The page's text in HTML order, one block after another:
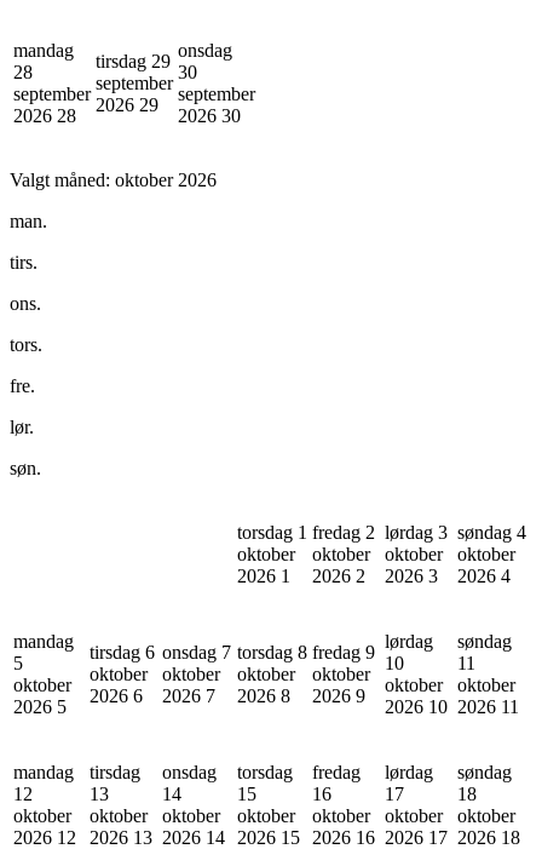
mandag
28
september
2026 28
tirsdag 29
september
2026 29
onsdag
30
september
2026 30
Valgt måned: oktober 2026
man.
tirs.
ons.
tors.
fre.
lør.
søn.
torsdag 1
oktober
2026 1
fredag 2
oktober
2026 2
lørdag 3
oktober
2026 3
søndag 4
oktober
2026 4
mandag
5
oktober
2026 5
tirsdag 6
oktober
2026 6
onsdag 7
oktober
2026 7
torsdag 8
oktober
2026 8
fredag 9
oktober
2026 9
lørdag
10
oktober
2026 10
søndag
11
oktober
2026 11
mandag
12
oktober
2026 12
tirsdag
13
oktober
2026 13
onsdag
14
oktober
2026 14
torsdag
15
oktober
2026 15
fredag
16
oktober
2026 16
lørdag
17
oktober
2026 17
søndag
18
oktober
2026 18